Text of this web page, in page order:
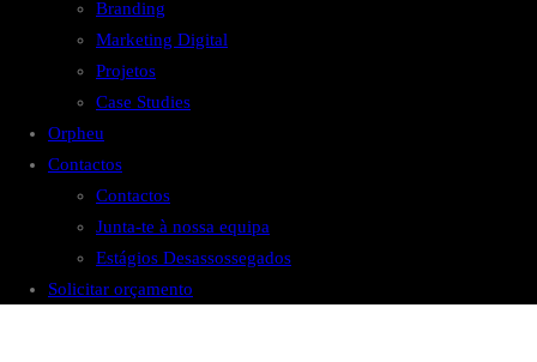
Branding
Marketing Digital
Projetos
Case Studies
Orpheu
Contactos
Contactos
Junta-te à nossa equipa
Estágios Desassossegados
Solicitar orçamento